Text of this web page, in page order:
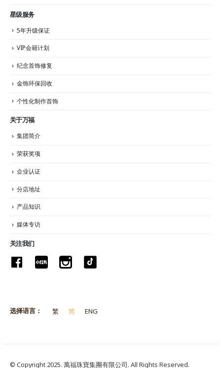
星级服务
5年升级保证
VIP会籍计划
纪念首饰修复
金饰环保回收
个性化制作首饰
关于万福
集团简介
荣获奖项
企业认证
分店地址
产品知识
媒体专访
关注我们
选择语言： 繁 简 ENG
© Copyright 2025. 萬福珠寶集團有限公司. All Rights Reserved.